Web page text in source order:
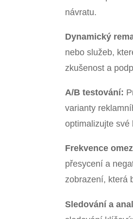
návratu.
Dynamický
nebo služeb,
zkušenost a
A/B testování:
varianty
optimalizujte své
Frekvence
přesycení a
zobrazení, která
Sledování a